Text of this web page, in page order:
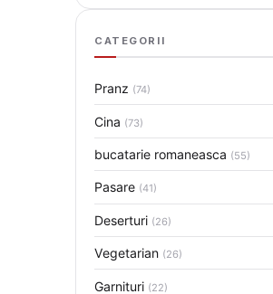
CATEGORII
Pranz (74)
Cina (73)
bucatarie romaneasca (55)
Pasare (41)
Deserturi (26)
Vegetarian (26)
Garnituri (22)